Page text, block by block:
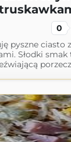
0
pyszne ciasto
Słodki smak